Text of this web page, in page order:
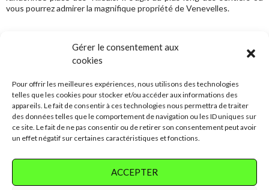
Gérer le consentement aux
cookies
Pour offrir les meilleures expériences, nous utilisons des technologies
telles que les cookies pour stocker et/ou accéder aux informations des
appareils. Le fait de consentir à ces technologies nous permettra de traiter
des données telles que le comportement de navigation ou les ID uniques sur
ce site. Le fait de ne pas consentir ou de retirer son consentement peut avoir
un effet négatif sur certaines caractéristiques et fonctions.
ACCEPTER
vous pourrez admirer la magnifique propriété de Venevelles.